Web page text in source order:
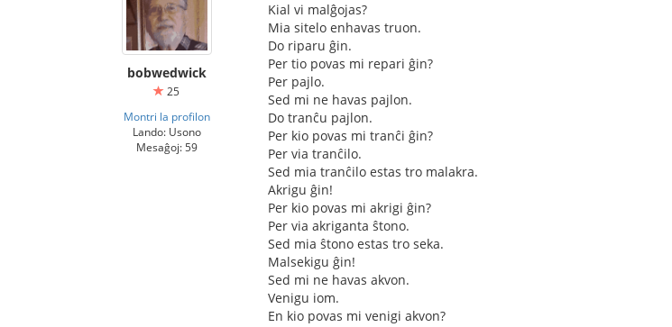
bobwedwick
25
Montri la profilon
Lando: Usono
Mesaĝoj: 59
Kial vi malĝojas?
Mia sitelo enhavas truon.
Do riparu ĝin.
Per tio povas mi repari ĝin?
Per pajlo.
Sed mi ne havas pajlon.
Do tranĉu pajlon.
Per kio povas mi tranĉi ĝin?
Per via tranĉilo.
Sed mia tranĉilo estas tro malakra.
Akrigu ĝin!
Per kio povas mi akrigi ĝin?
Per via akriganta ŝtono.
Sed mia ŝtono estas tro seka.
Malsekigu ĝin!
Sed mi ne havas akvon.
Venigu iom.
En kio povas mi venigi akvon?